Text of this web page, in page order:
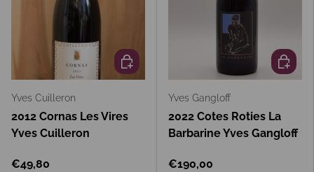
Yves Cuilleron
2012 Cornas Les Vires
Yves Cuilleron
€49,80
In den Warenkorb
Yves Gangloff
2022 Cotes Roties La
Barbarine Yves Gangloff
€190,00
In den